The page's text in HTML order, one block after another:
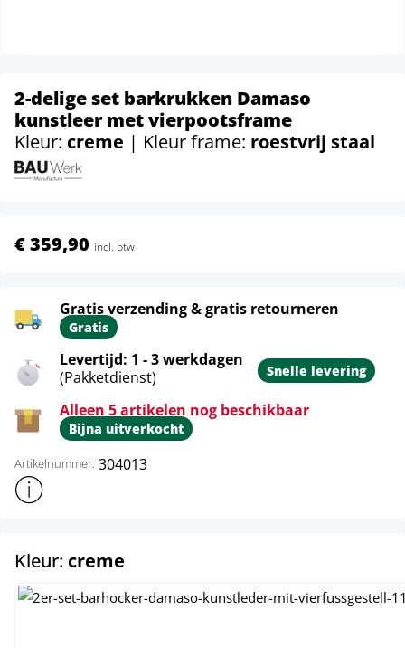
2-delige set barkrukken Damaso
kunstleer met vierpootsframe
Kleur: creme | Kleur frame: roestvrij staal
€ 359,90 incl. btw
Gratis verzending & gratis retourneren
Gratis
Levertijd: 1 - 3 werkdagen
(Pakketdienst)
Snelle levering
Alleen 5 artikelen nog beschikbaar
Bijna uitverkocht
Artikelnummer: 304013
Toon meer productinformatie
Kleur: creme